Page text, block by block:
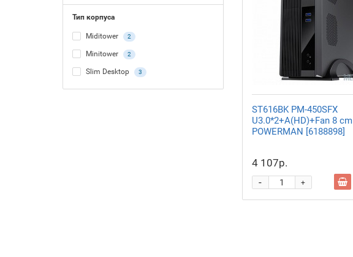
Тип корпуса
Miditower 2
Minitower 2
Slim Desktop 3
ST616BK PM-450SFX
U3.0*2+A(HD)+Fan 8 cm
POWERMAN [6188898]
4 107р.
+
-